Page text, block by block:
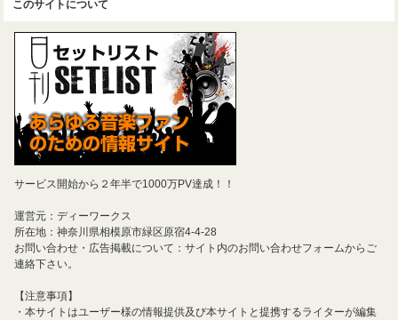
このサイトについて
サービス開始から２年半で1000万PV達成！！
運営元：ディーワークス
所在地：神奈川県相模原市緑区原宿4-4-28
お問い合わせ・広告掲載について：サイト内のお問い合わせフォームからご
連絡下さい。
【注意事項】
・本サイトはユーザー様の情報提供及び本サイトと提携するライターが編集